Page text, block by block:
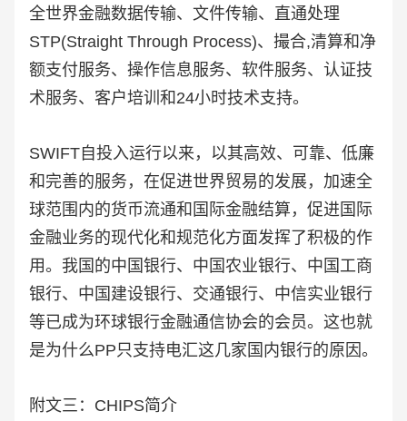
全世界金融数据传输、文件传输、直通处理
STP(Straight Through Process)、撮合,清算和净
额支付服务、操作信息服务、软件服务、认证技
术服务、客户培训和24小时技术支持。
SWIFT自投入运行以来，以其高效、可靠、低廉
和完善的服务，在促进世界贸易的发展，加速全
球范围内的货币流通和国际金融结算，促进国际
金融业务的现代化和规范化方面发挥了积极的作
用。我国的中国银行、中国农业银行、中国工商
银行、中国建设银行、交通银行、中信实业银行
等已成为环球银行金融通信协会的会员。这也就
是为什么PP只支持电汇这几家国内银行的原因。
附文三：CHIPS简介